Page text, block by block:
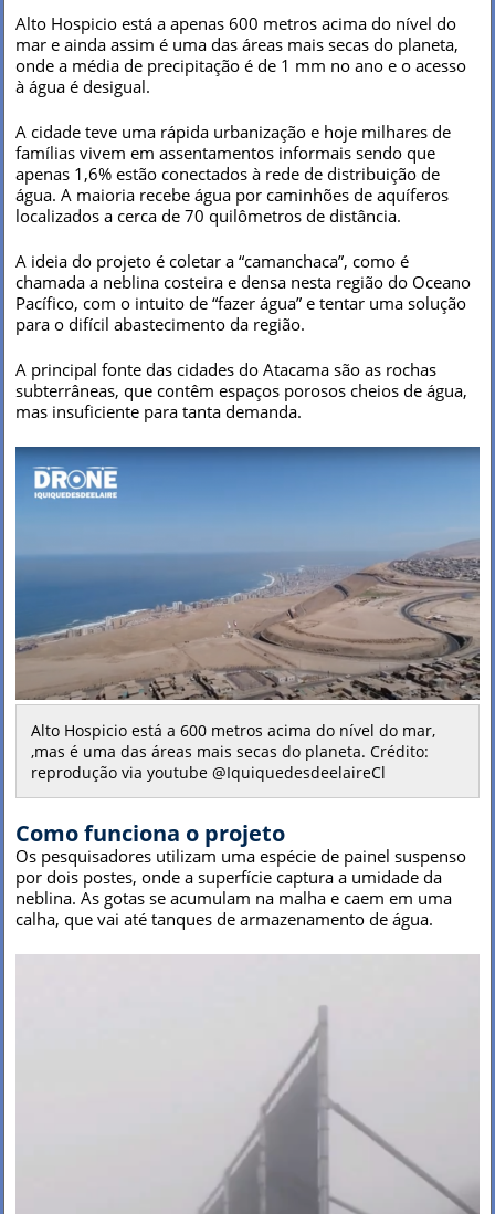
Alto Hospicio está a apenas 600 metros acima do nível do
mar e ainda assim é uma das áreas mais secas do planeta,
onde a média de precipitação é de 1 mm no ano e o acesso
à água é desigual.
A cidade teve uma rápida urbanização e hoje milhares de
famílias vivem em assentamentos informais sendo que
apenas 1,6% estão conectados à rede de distribuição de
água. A maioria recebe água por caminhões de aquíferos
localizados a cerca de 70 quilômetros de distância.
A ideia do projeto é coletar a “camanchaca”, como é
chamada a neblina costeira e densa nesta região do Oceano
Pacífico, com o intuito de “fazer água” e tentar uma solução
para o difícil abastecimento da região.
A principal fonte das cidades do Atacama são as rochas
subterrâneas, que contêm espaços porosos cheios de água,
mas insuficiente para tanta demanda.
Alto Hospicio está a 600 metros acima do nível do mar,
,mas é uma das áreas mais secas do planeta. Crédito:
reprodução via youtube @IquiquedesdeelaireCl
Como funciona o projeto
Os pesquisadores utilizam uma espécie de painel suspenso
por dois postes, onde a superfície captura a umidade da
neblina. As gotas se acumulam na malha e caem em uma
calha, que vai até tanques de armazenamento de água.